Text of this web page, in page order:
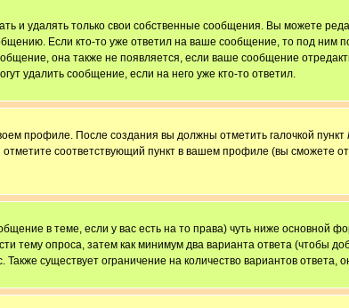
и удалять только свои собственные сообщения. Вы можете
Если кто-то уже ответил на ваше сообщение, то под ним
она также не появляется, если ваше сообщение
удалить сообщение, если на него уже кто-то ответил.
профиле. После создания вы должны отметить галочкой пункт
соответствующий пункт в вашем профиле (вы сможете
в теме, если у вас есть на то права) чуть ниже
тему опроса, затем как минимум два варианта ответа (чтобы
существует ограничение на количество вариантов ответа,